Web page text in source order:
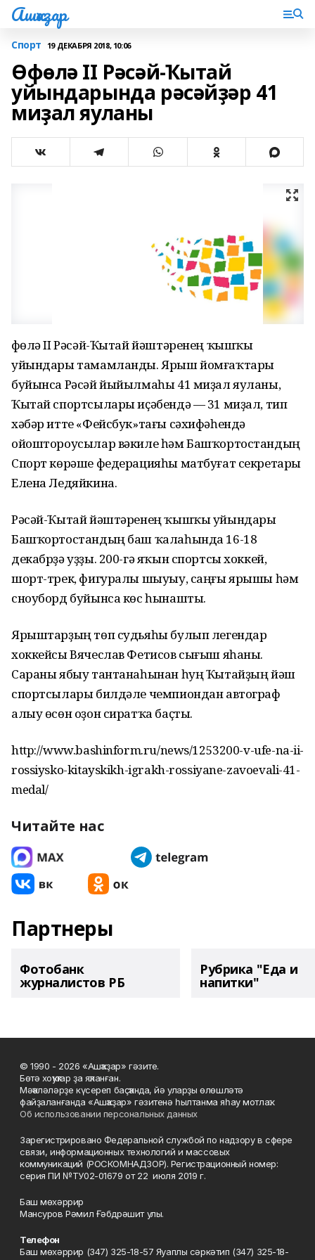
Ашҡаҙар
Спорт 19 ДЕКАБРЯ 2018, 10:06
Өфөлә II Рәсәй-Ҡытай
уйындарында рәсәйҙәр 41
миҙал яуланы
Өфөлә II Рәсәй-Ҡытай йәштәренең ҡышҡы
уйындары тамамланды. Ярыш йомғаҡтары
буйынса Рәсәй йыйылмаһы 41 миҙал яуланы,
Ҡытай спортсылары иҫәбендә — 31 миҙал, тип
хәбәр итте «Фейсбук»тағы сәхифәһендә
ойоштороусылар вәкиле һәм Башҡортостандың
Спорт көрәше федерацияһы матбуғат секретары
Елена Ледяйкина.
Рәсәй-Ҡытай йәштәренең ҡышҡы уйындары
Башҡортостандың баш ҡалаһында 16-18
декабрҙә уҙҙы. 200-гә яҡын спортсы хоккей,
шорт-трек, фигуралы шыуыу, саңғы ярышы һәм
сноуборд буйынса көс һынашты.
Ярыштарҙың төп судьяһы булып легендар
хоккейсы Вячеслав Фетисов сығыш яһаны.
Сараны ябыу тантанаһынан һуң Ҡытайҙың йәш
спортсылары билдәле чемпиондан автограф
алыу өсөн оҙон сиратҡа баҫты.
http://www.bashinform.ru/news/1253200-v-ufe-na-ii-
rossiysko-kitayskikh-igrakh-rossiyane-zavoevali-41-
medal/
Читайте нас
Партнеры
Фотобанк
журналистов РБ
Рубрика "Еда и
напитки"
© 1990 - 2026 «Ашҡаҙар» гәзите.
Бөтә хоҡуҡтар ҙа яҡланған.
Мәҡәләләрҙе күсереп баҫҡанда, йә уларҙы өлөшләтә
файҙаланғанда «Ашҡаҙар» гәзитенә һылтанма яһау мотлаҡ.
Об использовании персональных данных
Зарегистрировано Федеральной службой по надзору в сфере
связи, информационных технологий и массовых
коммуникаций (РОСКОМНАДЗОР). Регистрационный номер:
серия ПИ №ТУ02-01679 от 22 июля 2019 г.
Баш мөхәррир
Мансуров Рәмил Ғәбдрәшит улы.
Телефон
Баш мөхәррир (347) 325-18-57 Яуаплы сәркәтип (347) 325-18-